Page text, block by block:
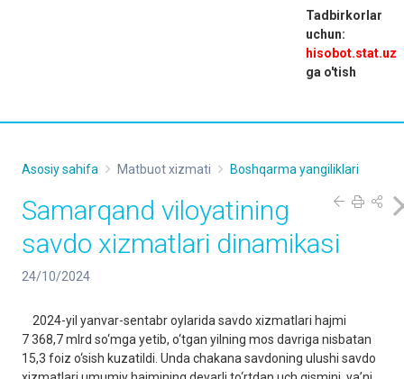
Tadbirkorlar
uchun:
hisobot.stat.uz
ga o'tish
Asosiy sahifa Matbuot xizmati Boshqarma yangiliklari
Samarqand viloyatining
savdo xizmatlari dinamikasi
24/10/2024
2024-yil yanvar-sentabr oylarida savdo xizmatlari hajmi
7 368,7 mlrd so‘mga yetib, o‘tgan yilning mos davriga nisbatan
15,3 foiz o‘sish kuzatildi. Unda chakana savdoning ulushi savdo